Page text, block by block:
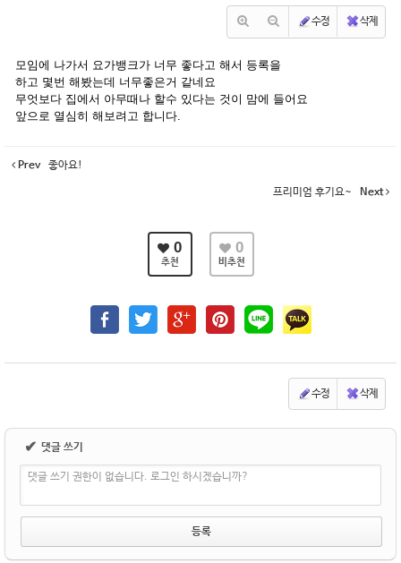
수정 삭제
모임에 나가서 요가뱅크가 너무 좋다고 해서 등록을
하고 몇번 해봤는데 너무좋은거 같네요
무엇보다 집에서 아무때나 할수 있다는 것이 맘에 들어요
앞으로 열심히 해보려고 합니다.
Prev 좋아요!
프리미엄 후기요~ Next
0
추천
0
비추천
수정 삭제
✔ 댓글 쓰기
댓글 쓰기 권한이 없습니다. 로그인 하시겠습니까?